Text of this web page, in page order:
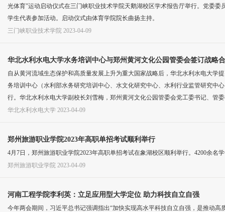
光体育”运动启动仪式在三门峡职业技术学院天鹅湖校区学术报告厅举行。党委
学生代表参加活动。启动仪式由体育学院院长曲扬主持。
三门峡职业技术学院 2023-04-09
华北水利水电大学水务培训中心与郑州黄河文化公园管委会签订战略
自从黄河流域生态保护和高质量发展上升为重大国家战略后，华北水利水电大学
务培训中心（水利部水务研究培训中心、水文化研究中心、水利行业监管研究中
行。华北水利水电大学副校长刘雪梅，郑州黄河文化公园管委会党工委书记、管
华北水利水电大学 2023-04-09
郑州旅游职业学院2023年高职单招考试顺利举行
4月7日，郑州旅游职业学院2023年高职单招考试在象湖校区顺利举行。4200余
郑州旅游职业学院 2023-04-09
河南工程学院李利英：立足应用型大学定位 助力科技自立自强
今年两会期间，习近平总书记强调指出“加快实现高水平科技自立自强，是推动